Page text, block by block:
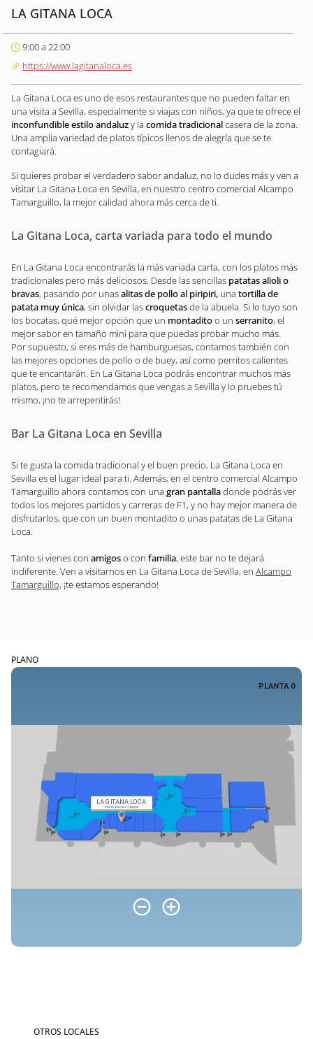
LA GITANA LOCA
9:00 a 22:00
https://www.lagitanaloca.es
La Gitana Loca es uno de esos restaurantes que no pueden faltar en
una visita a Sevilla, especialmente si viajas con niños, ya que te ofrece el
inconfundible estilo andaluzy la comida tradicionalcasera de la zona.
Una amplia variedad de platos típicos llenos de alegría que se te
contagiará.
Si quieres probar el verdadero sabor andaluz, no lo dudes más y ven a
visitar La Gitana Loca en Sevilla, en nuestro centro comercial Alcampo
Tamarguillo, la mejor calidad ahora más cerca de ti.
La Gitana Loca, carta variada para todo el mundo
En La Gitana Loca encontrarás la más variada carta, con los platos más
tradicionales pero más deliciosos. Desde las sencillas patatas alioli o
bravas, pasando por unasalitas de pollo al piripiri, una tortilla de
patata muy única, sin olvidar lascroquetasde la abuela. Si lo tuyo son
los bocatas, qué mejor opción que un montaditoo un serranito, el
mejor sabor en tamaño mini para que puedas probar mucho más.
Por supuesto, si eres más de hamburguesas, contamos también con
las mejores opciones de pollo o de buey, así como perritos calientes
que te encantarán. En La Gitana Loca podrás encontrar muchos más
platos, pero te recomendamos que vengas a Sevilla y lo pruebes tú
mismo, ¡no te arrepentirás!
Bar La Gitana Loca en Sevilla
Si te gusta la comida tradicional y el buen precio, La Gitana Loca en
Sevilla es el lugar ideal para ti. Además, en el centro comercial Alcampo
Tamarguillo ahora contamos con una gran pantalladonde podrás ver
todos los mejores partidos y carreras de F1, y no hay mejor manera de
disfrutarlos, que con un buen montadito o unas patatas de La Gitana
Loca.
Tanto si vienes con amigoso con familia, este bar no te dejará
indiferente. Ven a visitarnos en La Gitana Loca de Sevilla, en Alcampo
Tamarguillo, ¡te estamos esperando!
PLANO
OTROS LOCALES